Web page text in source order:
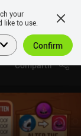
Compartir
your
like to use.
Confirm